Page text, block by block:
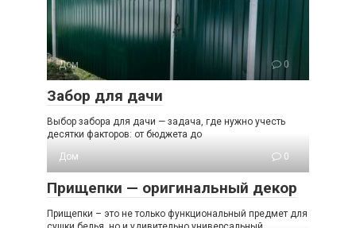
Дом 0
Забор для дачи
Выбор забора для дачи — задача, где нужно учесть
десятки факторов: от бюджета до
Дом
0
Прищепки — оригинальный декор
Прищепки – это не только функциональный предмет для